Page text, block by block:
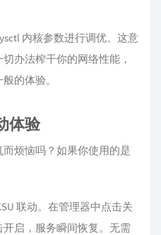
内核参数进行调优。这意
办法榨干你的网络性能，
的体验。
体验
烦恼吗？如果你使用的是
联动。在管理器中点击关
启，服务瞬间恢复。无需